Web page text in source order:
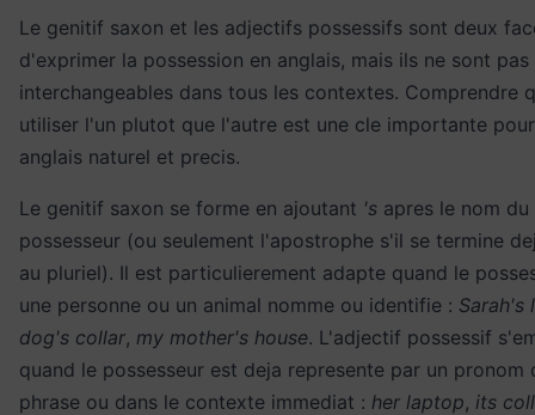
Le genitif saxon et les adjectifs possessifs sont deux
d'exprimer la possession en anglais, mais ils ne sont pas
interchangeables dans tous les contextes. Comprendre
utiliser l'un plutot que l'autre est une cle importante
anglais naturel et precis.
Le genitif saxon se forme en ajoutant 's apres le nom du
possesseur (ou seulement l'apostrophe s'il se termine
au pluriel). Il est particulierement adapte quand le
une personne ou un animal nomme ou identifie : Sarah's
dog's collar, my mother's house. L'adjectif possessif
quand le possesseur est deja represente par un pronom
phrase ou dans le contexte immediat : her laptop, its